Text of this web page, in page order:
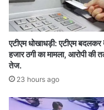
छत्तीसगढ़ गाड़ी पाई
रायपुर/
एटीएम धोखाधड़ी: एटीएम
हजार ठगी का मामला, आरोपी की
तेज.
23 hours ago